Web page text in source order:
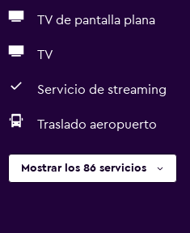
TV de pantalla plana
TV
Servicio de streaming
Traslado aeropuerto
Mostrar los 86 servicios